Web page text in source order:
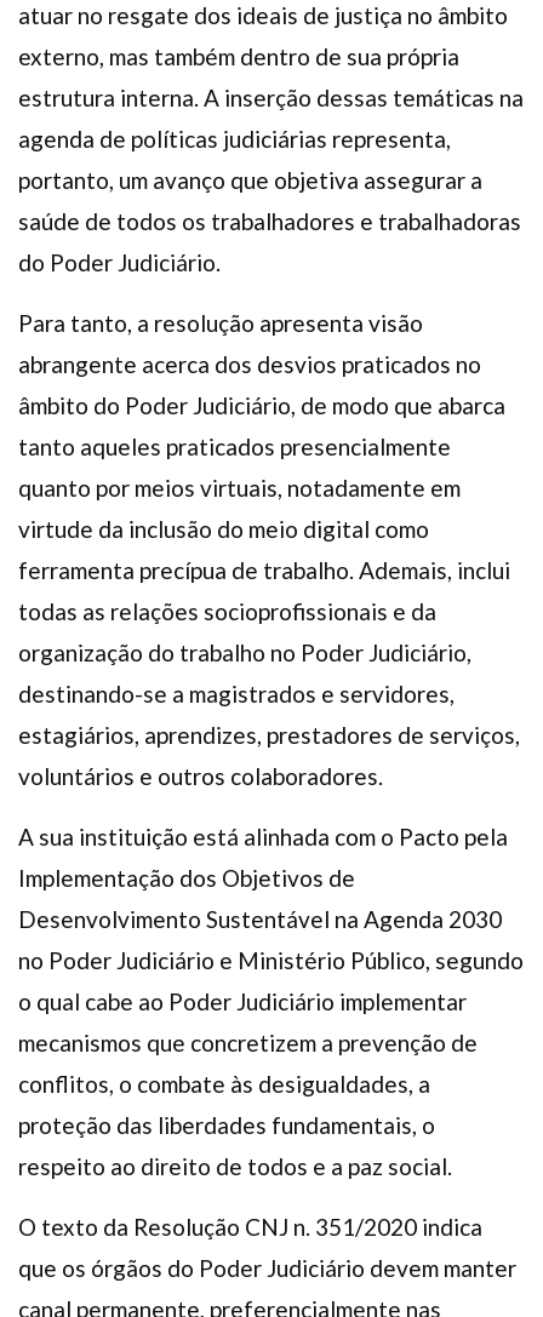
atuar no resgate dos ideais de justiça no âmbito
externo, mas também dentro de sua própria
estrutura interna. A inserção dessas temáticas na
agenda de políticas judiciárias representa,
portanto, um avanço que objetiva assegurar a
saúde de todos os trabalhadores e trabalhadoras
do Poder Judiciário.
Para tanto, a resolução apresenta visão
abrangente acerca dos desvios praticados no
âmbito do Poder Judiciário, de modo que abarca
tanto aqueles praticados presencialmente
quanto por meios virtuais, notadamente em
virtude da inclusão do meio digital como
ferramenta precípua de trabalho. Ademais, inclui
todas as relações socioprofissionais e da
organização do trabalho no Poder Judiciário,
destinando-se a magistrados e servidores,
estagiários, aprendizes, prestadores de serviços,
voluntários e outros colaboradores.
A sua instituição está alinhada com o Pacto pela
Implementação dos Objetivos de
Desenvolvimento Sustentável na Agenda 2030
no Poder Judiciário e Ministério Público, segundo
o qual cabe ao Poder Judiciário implementar
mecanismos que concretizem a prevenção de
conflitos, o combate às desigualdades, a
proteção das liberdades fundamentais, o
respeito ao direito de todos e a paz social.
O texto da Resolução CNJ n. 351/2020 indica
que os órgãos do Poder Judiciário devem manter
canal permanente, preferencialmente nas